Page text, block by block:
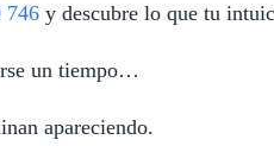
746 y descubre lo que tu
un tiempo…
apareciendo.